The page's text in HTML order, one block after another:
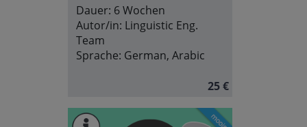
Dauer: 6 Wochen
Autor/in: Linguistic Eng.
Team
Sprache: German, Arabic
25 €